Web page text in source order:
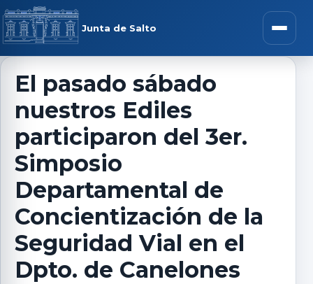
Saltar al contenido
Junta de Salto Abrir
menú
El pasado sábado
nuestros Ediles
participaron del 3er.
Simposio
Departamental de
Concientización de la
Seguridad Vial en el
Dpto. de Canelones